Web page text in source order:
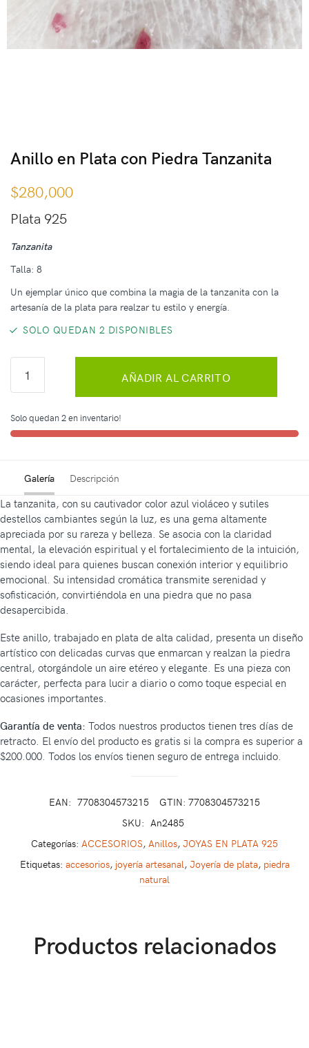
Anillo en Plata con Piedra Tanzanita
$280,000
Plata 925
Tanzanita
Talla: 8
Un ejemplar único que combina la magia de la tanzanita con la
artesanía de la plata para realzar tu estilo y energía.
SOLO QUEDAN 2 DISPONIBLES
AÑADIR AL CARRITO
Solo quedan 2 en inventario!
Galería Descripción
La tanzanita, con su cautivador color azul violáceo y sutiles
destellos cambiantes según la luz, es una gema altamente
apreciada por su rareza y belleza. Se asocia con la claridad
mental, la elevación espiritual y el fortalecimiento de la intuición,
siendo ideal para quienes buscan conexión interior y equilibrio
emocional. Su intensidad cromática transmite serenidad y
sofisticación, convirtiéndola en una piedra que no pasa
desapercibida.
Este anillo, trabajado en plata de alta calidad, presenta un diseño
artístico con delicadas curvas que enmarcan y realzan la piedra
central, otorgándole un aire etéreo y elegante. Es una pieza con
carácter, perfecta para lucir a diario o como toque especial en
ocasiones importantes.
Garantía de venta: Todos nuestros productos tienen tres días de
retracto. El envío del producto es gratis si la compra es superior a
$200.000. Todos los envíos tienen seguro de entrega incluido.
EAN: 7708304573215
GTIN: 7708304573215
SKU: An2485
Categorías: ACCESORIOS, Anillos, JOYAS EN PLATA 925
Etiquetas: accesorios, joyería artesanal, Joyería de plata, piedra
natural
Productos relacionados